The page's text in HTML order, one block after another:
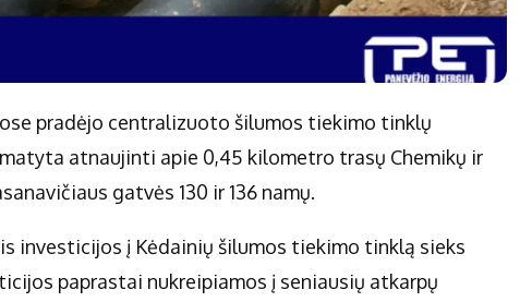
pradėjo centralizuoto šilumos tiekimo tinklų
atnaujinti apie 0,45 kilometro trasų Chemikų ir
gatvės 130 ir 136 namų.
investicijos į Kėdainių šilumos tiekimo tinklą sieks
paprastai nukreipiamos į seniausių atkarpų